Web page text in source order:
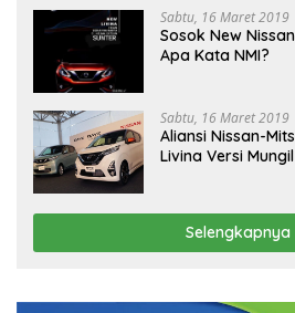
Sabtu, 16 Maret
Sosok New
Apa Kata NMI?
Sabtu, 16 Maret
Aliansi Nissan-
Livina Versi Mungil
Selengkapnya